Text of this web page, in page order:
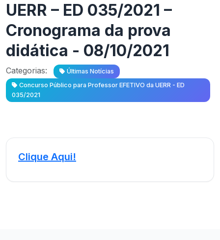
UERR – ED 035/2021 –
Cronograma da prova
didática - 08/10/2021
Categorias:
Últimas Notícias
Concurso Público para Professor EFETIVO da UERR - ED
035/2021
Clique Aqui!